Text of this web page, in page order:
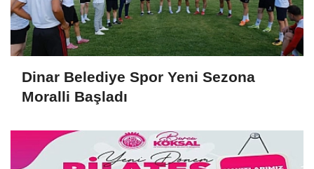
Dinar Belediye Spor Yeni Sezona
Moralli Başladı